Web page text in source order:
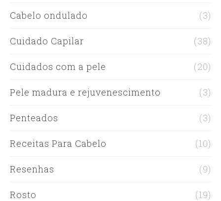
Cabelo ondulado (3)
Cuidado Capilar (38)
Cuidados com a pele (20)
Pele madura e rejuvenescimento (3)
Penteados (3)
Receitas Para Cabelo (10)
Resenhas (9)
Rosto (19)